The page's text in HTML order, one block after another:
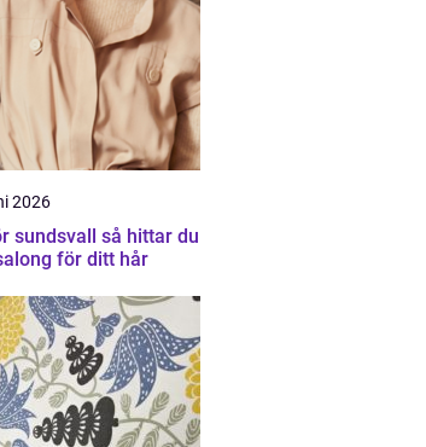
2026
så hittar du
för ditt hår